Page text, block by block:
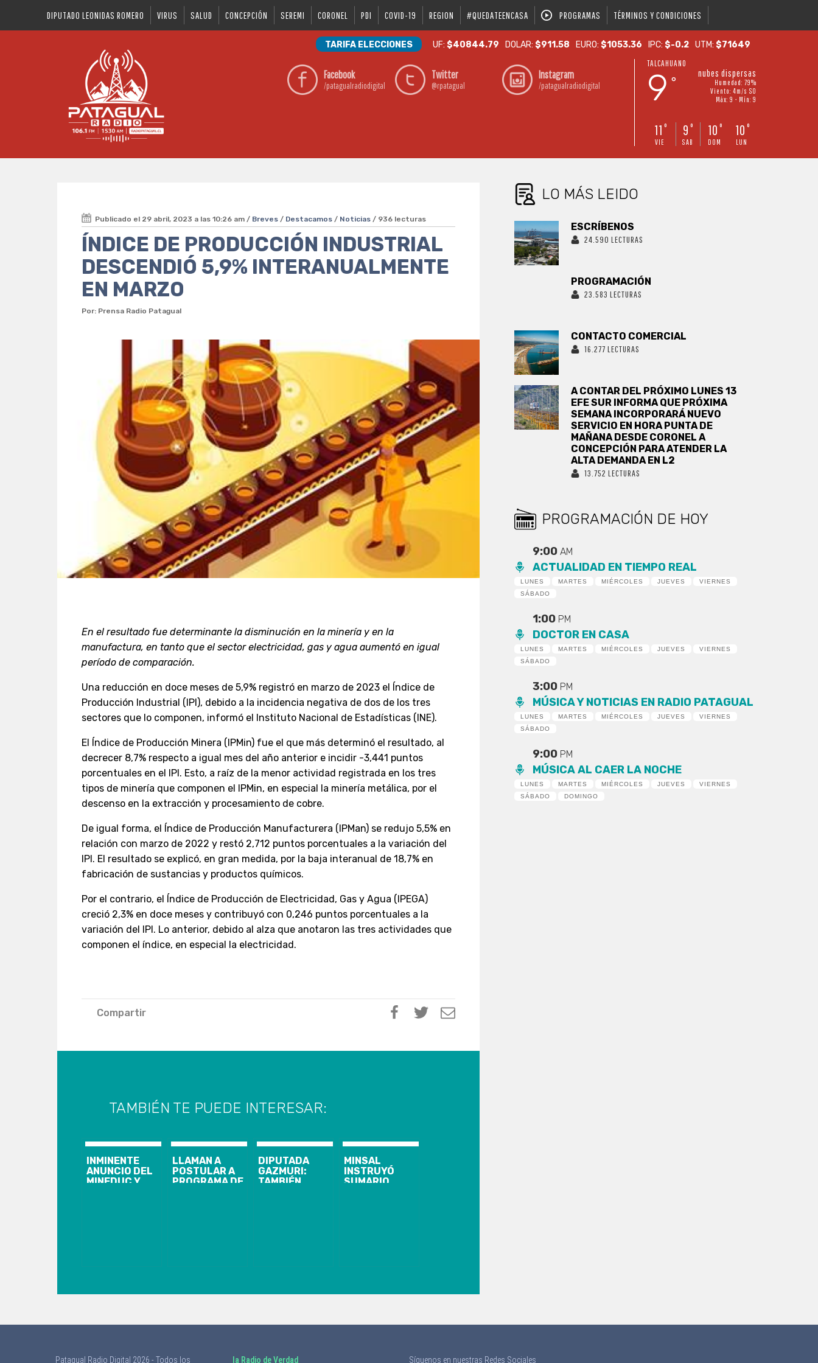
DIPUTADO LEONIDAS ROMERO VIRUS SALUD CONCEPCIÓN SEREMI CORONEL PDI COVID-19 REGION #QUEDATEENCASA PROGRAMAS TÉRMINOS Y CONDICIONES
TARIFA ELECCIONES UF:$40844.79 DOLAR:$911.58 EURO:$1053.36 IPC:$-0.2 UTM:$71649
Facebook
/patagualradiodigital
Twitter
@rpatagual
Instagram
/patagualradiodigital
TALCAHUANO
9 °
nubes dispersas
Humedad: 79%
Viento: 4m/s SO
Máx: 9 • Mín: 9
11 °
VIE
9 °
SAB
10 °
DOM
10 °
LUN
Publicado el 29 abril, 2023 a las 10:26 am / Breves / Destacamos / Noticias / 936 lecturas
ÍNDICE DE PRODUCCIÓN INDUSTRIAL
DESCENDIÓ 5,9% INTERANUALMENTE
EN MARZO
Por: Prensa Radio Patagual
En el resultado fue determinante la disminución en la minería y en la
manufactura, en tanto que el sector electricidad, gas y agua aumentó en igual
período de comparación.
Una reducción en doce meses de 5,9% registró en marzo de 2023 el Índice de
Producción Industrial (IPI), debido a la incidencia negativa de dos de los tres
sectores que lo componen, informó el Instituto Nacional de Estadísticas (INE).
El Índice de Producción Minera (IPMin) fue el que más determinó el resultado, al
decrecer 8,7% respecto a igual mes del año anterior e incidir -3,441 puntos
porcentuales en el IPI. Esto, a raíz de la menor actividad registrada en los tres
tipos de minería que componen el IPMin, en especial la minería metálica, por el
descenso en la extracción y procesamiento de cobre.
De igual forma, el Índice de Producción Manufacturera (IPMan) se redujo 5,5% en
relación con marzo de 2022 y restó 2,712 puntos porcentuales a la variación del
IPI. El resultado se explicó, en gran medida, por la baja interanual de 18,7% en
fabricación de sustancias y productos químicos.
Por el contrario, el Índice de Producción de Electricidad, Gas y Agua (IPEGA)
creció 2,3% en doce meses y contribuyó con 0,246 puntos porcentuales a la
variación del IPI. Lo anterior, debido al alza que anotaron las tres actividades que
componen el índice, en especial la electricidad.
Compartir
TAMBIÉN TE PUEDE INTERESAR:
INMINENTE
ANUNCIO DEL
MINEDUC Y
LLAMAN A
POSTULAR A
PROGRAMA DE
DIPUTADA
GAZMURI:
TAMBIÉN
MINSAL
INSTRUYÓ
SUMARIO
LO MÁS LEIDO
ESCRÍBENOS
24.590 LECTURAS
PROGRAMACIÓN
23.583 LECTURAS
CONTACTO COMERCIAL
16.277 LECTURAS
A CONTAR DEL PRÓXIMO LUNES 13
EFE SUR INFORMA QUE PRÓXIMA
SEMANA INCORPORARÁ NUEVO
SERVICIO EN HORA PUNTA DE
MAÑANA DESDE CORONEL A
CONCEPCIÓN PARA ATENDER LA
ALTA DEMANDA EN L2
13.752 LECTURAS
PROGRAMACIÓN DE HOY
9:00AM
ACTUALIDAD EN TIEMPO REAL
LUNES MARTES MIÉRCOLES JUEVES
VIERNES
SÁBADO
1:00 PM
DOCTOR EN CASA
LUNES MARTES MIÉRCOLES JUEVES
VIERNES
SÁBADO
3:00 PM
MÚSICA Y NOTICIAS EN RADIO PATAGUAL
LUNES MARTES MIÉRCOLES JUEVES
VIERNES
SÁBADO
9:00 PM
MÚSICA AL CAER LA NOCHE
LUNES MARTES MIÉRCOLES JUEVES
VIERNES
SÁBADO
DOMINGO
Patagual Radio Digital 2026 - Todos los la Radio de Verdad Síguenos en nuestras Redes Sociales